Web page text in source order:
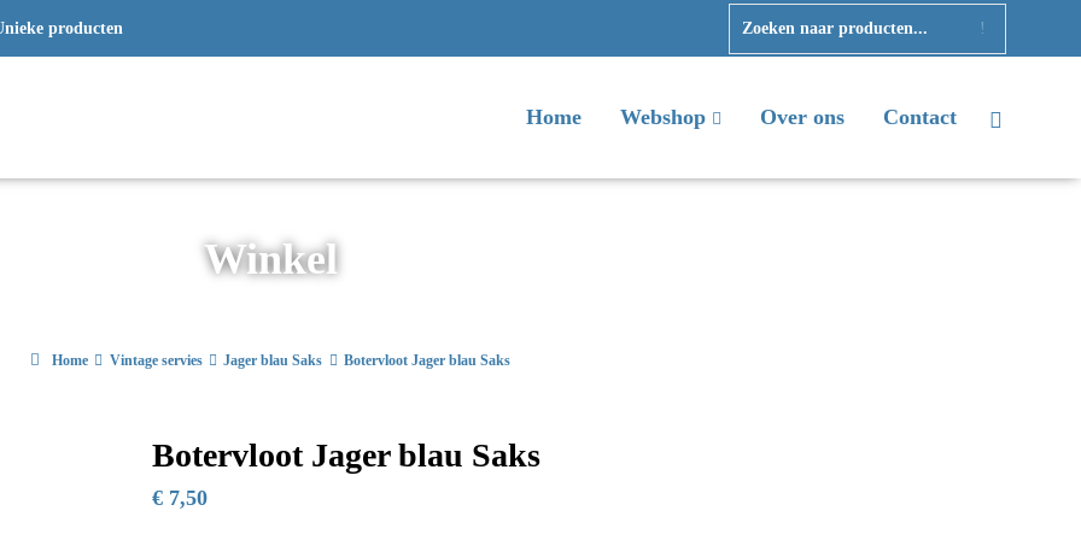
producten
Home Webshop Over ons Contact
Winkel
Home Vintage servies Jager blau Saks Botervloot Jager blau Saks
Botervloot Jager blau Saks
€ 7,50